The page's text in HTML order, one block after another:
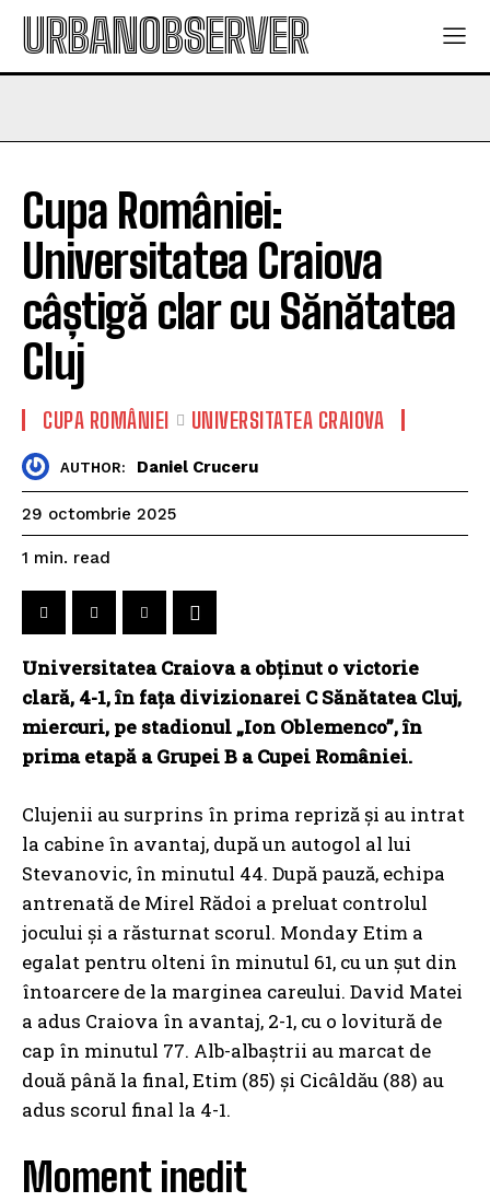
URBANOBSERVER
Cupa României:
Universitatea Craiova
câștigă clar cu Sănătatea
Cluj
CUPA ROMÂNIEI UNIVERSITATEA CRAIOVA
AUTHOR: Daniel Cruceru
29 octombrie 2025
1 min. read
Universitatea Craiova a obținut o victorie
clară, 4-1, în fața divizionarei C Sănătatea Cluj,
miercuri, pe stadionul „Ion Oblemenco”, în
prima etapă a Grupei B a Cupei României.
Clujenii au surprins în prima repriză și au intrat
la cabine în avantaj, după un autogol al lui
Stevanovic, în minutul 44. După pauză, echipa
antrenată de Mirel Rădoi a preluat controlul
jocului și a răsturnat scorul. Monday Etim a
egalat pentru olteni în minutul 61, cu un șut din
întoarcere de la marginea careului. David Matei
a adus Craiova în avantaj, 2-1, cu o lovitură de
cap în minutul 77. Alb-albaștrii au marcat de
două până la final, Etim (85) și Cicâldău (88) au
adus scorul final la 4-1.
Moment inedit